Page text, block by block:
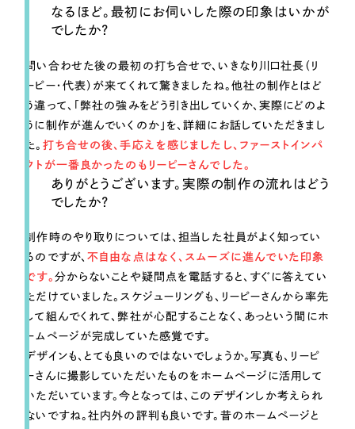
なるほど。最初にお伺いした際の印象はいかが
でしたか？
問い合わせた後の最初の打ち合せで、いきなり川口社長（リ
ーピー・代表）が来てくれて驚きましたね。他社の制作とはど
う違って、「弊社の強みをどう引き出していくか、実際にどのよ
うに制作が進んでいくのか」を、詳細にお話していただきまし
た。 打ち合せの後、手応えを感じましたし、ファーストインパ
クトが一番良かったのもリーピーさんでした。
ありがとうございます。実際の制作の流れはどう
でしたか？
制作時のやり取りについては、担当した社員がよく知ってい
るのですが、不自由な点はなく、スムーズに進んでいた印象
です。 分からないことや疑問点を電話すると、すぐに答えてい
ただけていました。スケジューリングも、リーピーさんから率先
して組んでくれて、弊社が心配することなく、あっという間にホ
ームページが完成していた感覚です。
デザインも、とても良いのではないでしょうか。写真も、リーピ
ーさんに撮影していただいたものをホームページに活用して
いただいています。今となっては、このデザインしか考えられ
ないですね。社内外の評判も良いです。昔のホームページと